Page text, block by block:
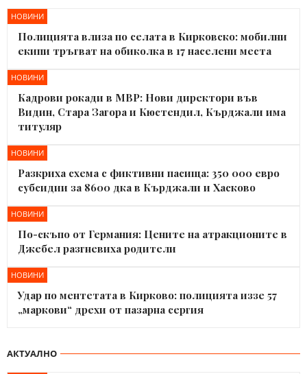
НОВИНИ
Полицията влиза по селата в Кирковско: мобилни
екипи тръгват на обиколка в 17 населени места
НОВИНИ
Кадрови рокади в МВР: Нови директори във
Видин, Стара Загора и Кюстендил, Кърджали има
титуляр
НОВИНИ
Разкриха схема с фиктивни пасища: 350 000 евро
субсидии за 8600 дка в Кърджали и Хасково
НОВИНИ
По-скъпо от Германия: Цените на атракционите в
Джебел разгневиха родители
НОВИНИ
Удар по ментетата в Кирково: полицията иззе 57
„маркови“ дрехи от пазарна сергия
АКТУАЛНО